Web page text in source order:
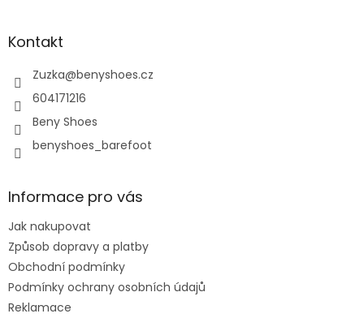
aKontakt
Zuzka@benyshoes.cz
604171216
Beny Shoes
benyshoes_barefoot
Informace pro vás
Jak nakupovat
Způsob dopravy a platby
Obchodní podmínky
Podmínky ochrany osobních údajů
Reklamace